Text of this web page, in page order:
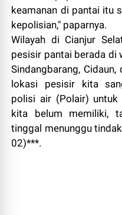
keamanan di pantai itu
kepolisian," paparnya.
Wilayah di Cianjur
pesisir pantai berada di
Sindangbarang,
lokasi pesisir kita
polisi air (Polair) untuk
kita belum memiliki,
tinggal menunggu
02)***.